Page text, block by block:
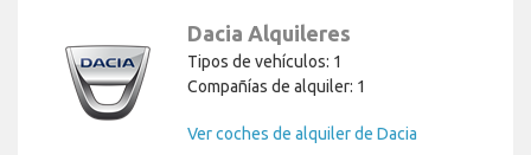
Dacia Alquileres
Tipos de vehículos: 1
Compañías de alquiler: 1
Ver coches de alquiler de Dacia